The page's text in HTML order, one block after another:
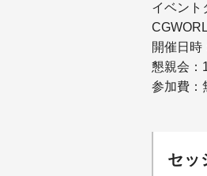
イベント
開催日時
懇親会：
参加費
セッ